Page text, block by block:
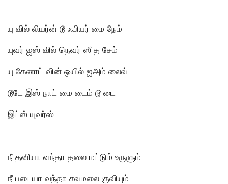
யு வில் லியர்ன் டூ ஃபியர் மை நேம்
யுவர் ஐஸ் வில் நெவர் ஸீ த சேம்
யு கேனாட் வின் ஒயில் ஐஅம் லைவ்
டூடே இஸ் நாட் மை டைம் டூ டை
இட்ஸ் யுவர்ஸ்
நீ தனியா வந்தா தலை மட்டும் உருளும்
நீ படையா வந்தா சவமலை குவியும்